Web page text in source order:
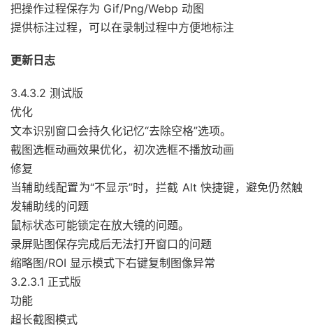
把操作过程保存为 Gif/Png/Webp 动图
提供标注过程，可以在录制过程中方便地标注
更新日志
3.4.3.2 测试版
优化
文本识别窗口会持久化记忆“去除空格”选项。
截图选框动画效果优化，初次选框不播放动画
修复
当辅助线配置为“不显示”时，拦截 Alt 快捷键，避免仍然触
发辅助线的问题
鼠标状态可能锁定在放大镜的问题。
录屏贴图保存完成后无法打开窗口的问题
缩略图/ROI 显示模式下右键复制图像异常
3.2.3.1 正式版
功能
超长截图模式